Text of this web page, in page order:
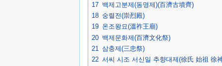
17 백제고분제(동명제)(百濟古墳齊)
18 숭렬전(崇烈殿)
19 온조왕묘(溫祚王廟)
20 백제문화제(百濟文化祭)
21 삼충제(三忠祭)
22 서씨 시조 서신일 추향대제(徐氏 始祖 徐